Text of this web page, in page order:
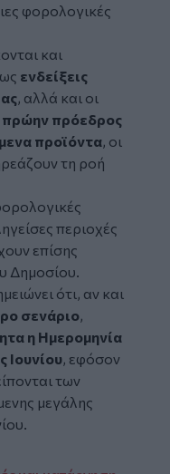
φορολογικές
και
ενδείξεις
, αλλά και οι
πρώην πρόεδρος
προϊόντα, οι
τη ροή
περιοχές
επίσης
Δημοσίου.
ότι, αν και
σενάριο,
η Ημερομηνία
Ιουνίου, εφόσον
των
μεγάλης